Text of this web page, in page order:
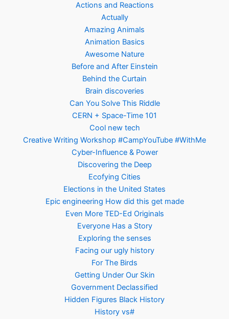
Actions and Reactions
Actually
Amazing Animals
Animation Basics
Awesome Nature
Before and After Einstein
Behind the Curtain
Brain discoveries
Can You Solve This Riddle
CERN + Space-Time 101
Cool new tech
Creative Writing Workshop #CampYouTube #WithMe
Cyber-Influence & Power
Discovering the Deep
Ecofying Cities
Elections in the United States
Epic engineering How did this get made
Even More TED-Ed Originals
Everyone Has a Story
Exploring the senses
Facing our ugly history
For The Birds
Getting Under Our Skin
Government Declassified
Hidden Figures Black History
History vs#